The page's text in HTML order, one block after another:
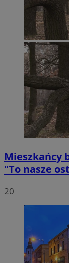
Mieszkańcy
"To nasze
20